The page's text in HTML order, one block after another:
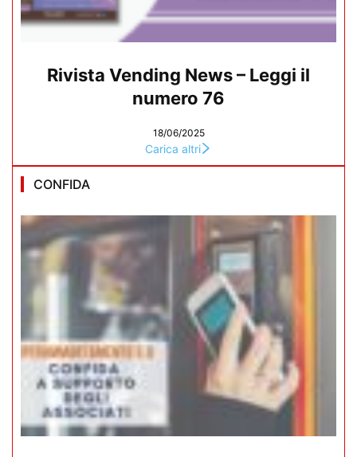
Rivista Vending News – Leggi il
numero 76
18/06/2025
Carica altri
CONFIDA